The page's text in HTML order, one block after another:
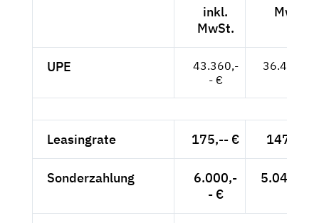
inkl.
MwSt.
MwSt.
UPE
43.360,-
- €
36.437,--
Leasingrate 175,-- € 147,06 €
Sonderzahlung
6.000,-
- €
5.042,02